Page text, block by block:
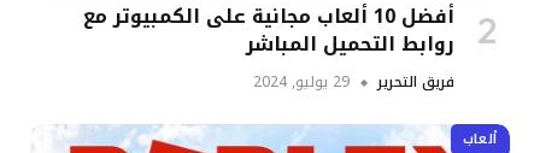
أفضل 10 ألعاب مجانية على الكمبيوتر مع
روابط التحميل المباشر
فريق التحرير 29 يوليو, 2024
ألعاب